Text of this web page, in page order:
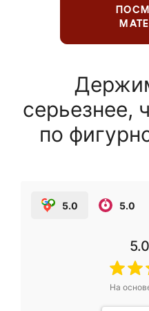
серьезнее,
по
5.0 5.0
5.0
На